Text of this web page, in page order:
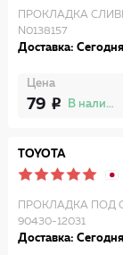
ПРОКЛАДКА
N0138157
Доставка: Сегодня
Цена
79 В наличии
TOYOTA
ПРОКЛАДКА ПОД
90430-12031
Доставка: Сегодня